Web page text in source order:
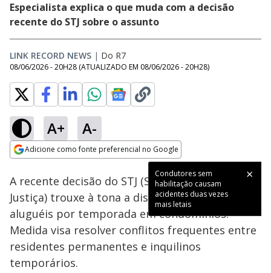
Especialista explica o que muda com a decisão
recente do STJ sobre o assunto
LINK RECORD NEWS | Do R7
08/06/2026 - 20H28 (ATUALIZADO EM 08/06/2026 - 20H28)
A+ A-
Adicione como fonte preferencial no Google
Condutores sem
habilitação causam
acidentes duas vezes
mais letais
Ativar
Loaded:
5.29%
A recente decisão do STJ (Superior Tribunal de
Justiça) trouxe à tona a discussão sobre
aluguéis por temporada em condomínios.
Medida visa resolver conflitos frequentes entre
residentes permanentes e inquilinos
temporários.